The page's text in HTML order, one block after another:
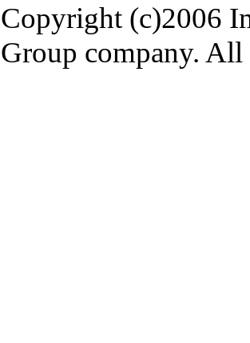
Copyright (c)2006
Group company. All